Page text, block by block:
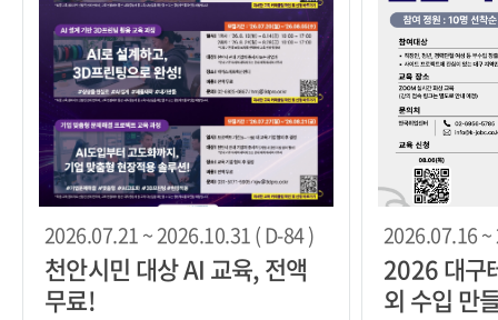
2026.07.21 ~ 2026.10.31 ( D-84 )
천안시민 대상 AI 교육, 전액
무료!
2026.07.16 ~
2026 대구
외 수입 만